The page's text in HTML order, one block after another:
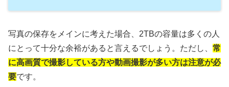
写真の保存をメインに考えた場合、2TBの容量は多くの人
にとって十分な余裕があると言えるでしょう。ただし、 常
に高画質で撮影している方や動画撮影が多い方は注意が必
要です。